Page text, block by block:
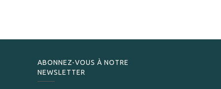
ABONNEZ-VOUS À NOTRE
NEWSLETTER